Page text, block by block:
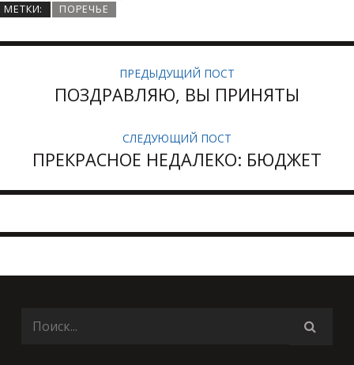
МЕТКИ:
ПОРЕЧЬЕ
ПРЕДЫДУЩИЙ ПОСТ
ПОЗДРАВЛЯЮ, ВЫ ПРИНЯТЫ
СЛЕДУЮЩИЙ ПОСТ
ПРЕКРАСНОЕ НЕДАЛЕКО: БЮДЖЕТ